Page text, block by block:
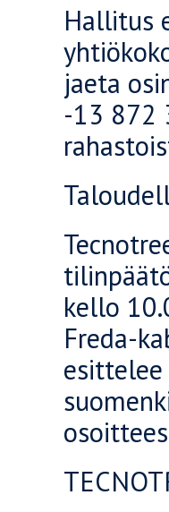
Hallitus
jaeta
-13 872
kello
Freda-